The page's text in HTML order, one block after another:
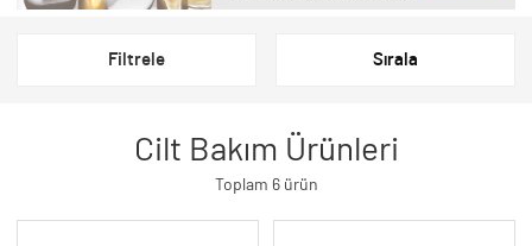
Filtrele Sırala
Cilt Bakım Ürünleri
Toplam 6 ürün